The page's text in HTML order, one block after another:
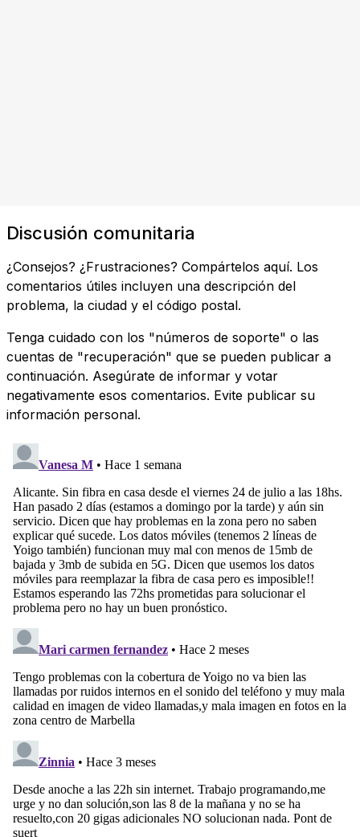
Discusión comunitaria
¿Consejos? ¿Frustraciones? Compártelos aquí. Los
comentarios útiles incluyen una descripción del
problema, la ciudad y el código postal.
Tenga cuidado con los "números de soporte" o las
cuentas de "recuperación" que se pueden publicar a
continuación. Asegúrate de informar y votar
negativamente esos comentarios. Evite publicar su
información personal.